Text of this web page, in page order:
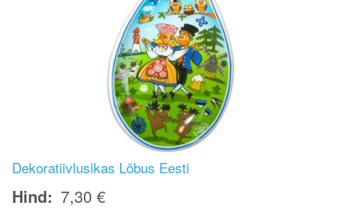
Dekoratiivlusikas Lõbus Eesti
Hind 7,30 €